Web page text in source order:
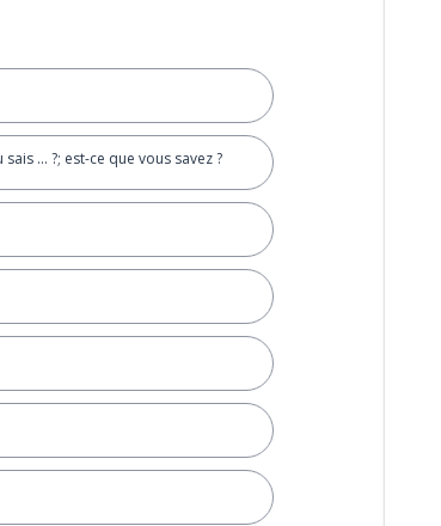
... ?; est-ce que vous savez ?